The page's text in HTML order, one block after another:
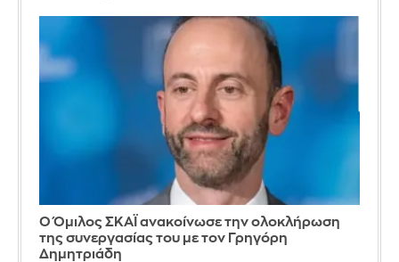
Ο Όμιλος ΣΚΑΪ ανακοίνωσε την ολοκλήρωση
της συνεργασίας του με τον Γρηγόρη
Δημητριάδη